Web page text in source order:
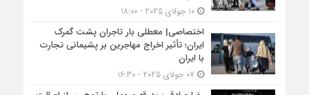
10 جولای 2025 - 18:00
اختصاصی| معطلی بار تاجران پشت گمرک
ایران؛ تأثیر اخراج مهاجرین بر پشیمانی تجارت
با ایران